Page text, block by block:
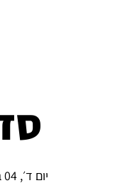
יום ד׳, 04 במרץ